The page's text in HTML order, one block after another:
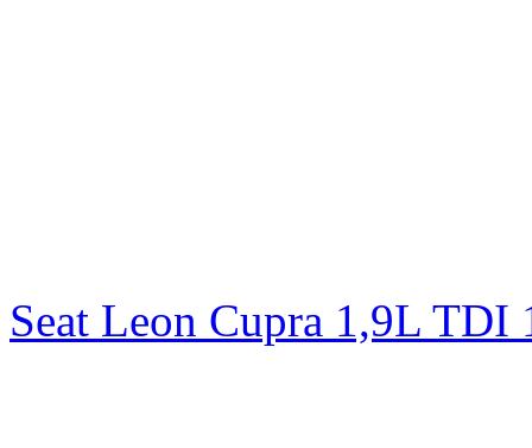
Seat Leon Cupra 1,9L TDI